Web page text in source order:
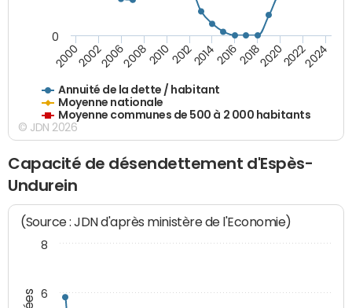
Annuité de la dette / habitant
Moyenne nationale
Moyenne communes de 500 à 2 000 habitants
200020022006200820102012201420162018202020222024
0
© JDN 2026
Capacité de désendettement d'Espès-
Undurein
(Source : JDN d'après ministère de l'Economie)
6
8